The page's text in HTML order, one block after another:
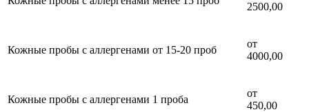
2500,00
Кожные пробы с аллергенами от 15-20 проб
от
4000,00
Кожные пробы с аллергенами 1 проба
от
450,00